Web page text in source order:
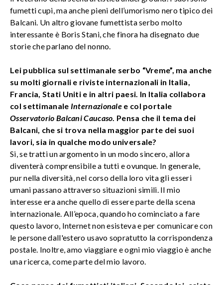
fumetti cupi, ma anche pieni dell’umorismo nero tipico dei
Balcani. Un altro giovane fumettista serbo molto
interessante è Boris Stani, che finora ha disegnato due
storie che parlano del nonno.
Lei pubblica sul settimanale serbo “Vreme”, ma anche
su molti giornali e riviste internazionali in Italia,
Francia, Stati Uniti e in altri paesi. In Italia collabora
col settimanale Internazionale e col portale
Osservatorio Balcani Caucaso. Pensa che il tema dei
Balcani, che si trova nella maggior parte dei suoi
lavori, sia in qualche modo universale?
Si, se tratti un argomento in un modo sincero, allora
diventerà comprensibile a tutti e ovunque. In generale,
pur nella diversità, nel corso della loro vita gli esseri
umani passano attraverso situazioni simili. Il mio
interesse era anche quello di essere parte della scena
internazionale. All’epoca, quando ho cominciato a fare
questo lavoro, Internet non esisteva e per comunicare con
le persone dall'estero usavo sopratutto la corrispondenza
postale. Inoltre, amo viaggiare e ogni mio viaggio è anche
una ricerca, come parte del mio lavoro.